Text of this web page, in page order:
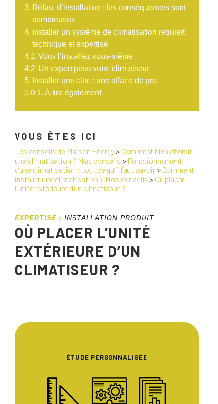
Défaut d’installation : les conséquences sont
nombreuses
Installer un système de climatisation requiert
technique et expertise
Vous l’installez vous-même
Un expert pose votre climatiseur
Installer une clim : une affaire de pro
À lire également
VOUS ÊTES ICI
Les conseils de Maison Energy> Comment bien choisir
une climatisation ? Nos conseils > Fonctionnement
d’une climatisation : tout ce qu’il faut savoir> Comment
installer une climatisation ? Nos conseils > Où placer
l’unité extérieure d’un climatiseur ?
EXPERTISE : INSTALLATION PRODUIT
OÙ PLACER L’UNITÉ
EXTÉRIEURE D’UN
CLIMATISEUR ?
ÉTUDE PERSONNALISÉE